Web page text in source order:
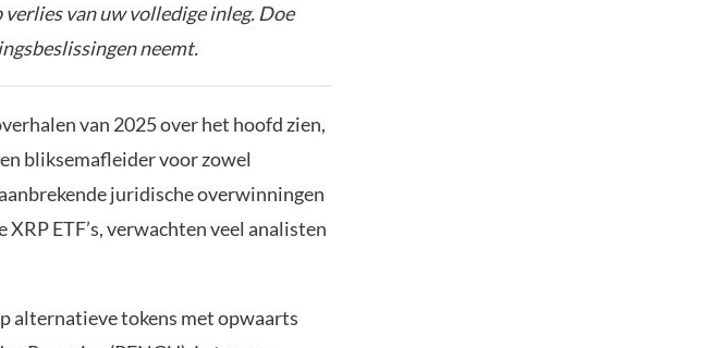
van uw volledige inleg. Doe
neemt.
van 2025 over het hoofd zien,
bliksemafleider voor zowel
juridische overwinningen
ETF’s, verwachten veel analisten
alternatieve tokens met opwaarts